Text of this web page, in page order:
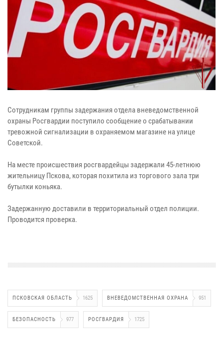
Сотрудникам группы задержания отдела вневедомственной
охраны Росгвардии поступило сообщение о срабатывании
тревожной сигнализации в охраняемом магазине на улице
Советской.
На месте происшествия росгвардейцы задержали 45-летнюю
жительницу Пскова, которая похитила из торгового зала три
бутылки коньяка.
Задержанную доставили в территориальный отдел полиции.
Проводится проверка.
ПСКОВСКАЯ ОБЛАСТЬ 1625 ВНЕВЕДОМСТВЕННАЯ ОХРАНА 951
БЕЗОПАСНОСТЬ 977 РОСГВАРДИЯ 1725